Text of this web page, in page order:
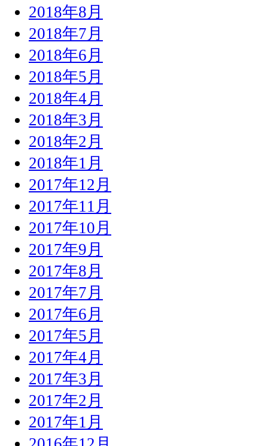
2018年8月
2018年7月
2018年6月
2018年5月
2018年4月
2018年3月
2018年2月
2018年1月
2017年12月
2017年11月
2017年10月
2017年9月
2017年8月
2017年7月
2017年6月
2017年5月
2017年4月
2017年3月
2017年2月
2017年1月